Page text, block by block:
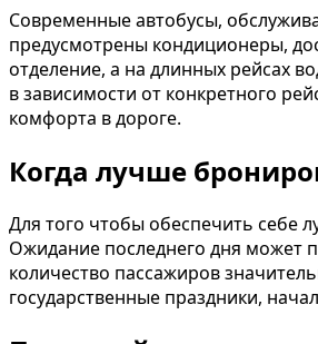
Современные автобусы,
предусмотрены кондиционеры,
отделение, а на длинных рейсах
в зависимости от конкретного
комфорта в дороге.
Когда лучше
Для того чтобы обеспечить себе
Ожидание последнего дня может
количество пассажиров
государственные праздники,